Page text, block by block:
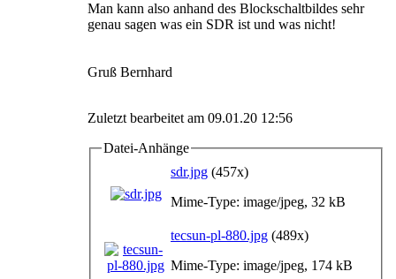
Man kann also anhand des Blockschaltbildes sehr
genau sagen was ein SDR ist und was nicht!
Gruß Bernhard
Zuletzt bearbeitet am 09.01.20 12:56
Datei-Anhänge
sdr.jpg (457x)
Mime-Type: image/jpeg, 32 kB
tecsun-pl-880.jpg (489x)
Mime-Type: image/jpeg, 174 kB